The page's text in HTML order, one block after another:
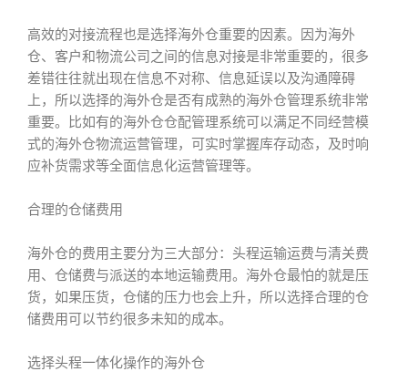
高效的对接流程也是选择海外仓重要的因素。因为海外
仓、客户和物流公司之间的信息对接是非常重要的，很多
差错往往就出现在信息不对称、信息延误以及沟通障碍
上，所以选择的海外仓是否有成熟的海外仓管理系统非常
重要。比如有的海外仓仓配管理系统可以满足不同经营模
式的海外仓物流运营管理，可实时掌握库存动态，及时响
应补货需求等全面信息化运营管理等。
合理的仓储费用
海外仓的费用主要分为三大部分：头程运输运费与清关费
用、仓储费与派送的本地运输费用。海外仓最怕的就是压
货，如果压货，仓储的压力也会上升，所以选择合理的仓
储费用可以节约很多未知的成本。
选择头程一体化操作的海外仓